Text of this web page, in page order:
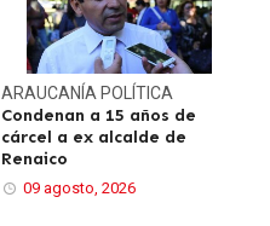
ARAUCANÍA POLÍTICA
Condenan a 15 años de
cárcel a ex alcalde de
Renaico
09 agosto, 2026